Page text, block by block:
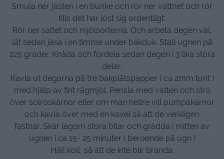
Smula ner jästen i en bunke och rör ner vattnet och rör
tills det har löst sig ordentligt:
Rör ner saltet och mjölsorterna. Och arbeta degen väl,
låt sedan jäsa i en timme under bakduk. Ställ ugnen på
225 grader. Knåda och fördela sedan degen i 3 lika stora
delar.
Kavla ut degarna på tre bakplåtspapper ( ca 2mm tunt )
med hjälp av fint rågmjöl. Pensla med vatten och strö
över solroskärnor eller om man hellre vill pumpakärnor
och kavla över med en kavel så att de verkligen
fastnar. Skär lagom stora bitar och grädda i mitten av
ugnen i ca 15- 25 minuter ( beroende på ugn )
Håll koll, så att de inte blir brända.